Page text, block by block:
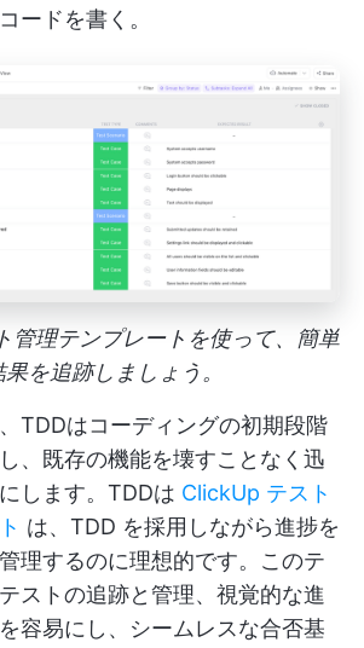
ードを書く。
管理テンプレートを使って、簡単
果を追跡しましょう。
TDDはコーディングの初期段階
、既存の機能を壊すことなく迅
します。TDDは ClickUp テスト
は、TDD を採用しながら進捗を
理するのに理想的です。このテ
ストの追跡と管理、視覚的な進
容易にし、シームレスな合否基